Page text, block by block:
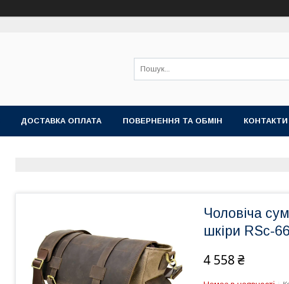
ДОСТАВКА ОПЛАТА ПОВЕРНЕННЯ ТА ОБМІН КОНТАКТИ
Чоловіча
шкіри RSc-
4 558 ₴